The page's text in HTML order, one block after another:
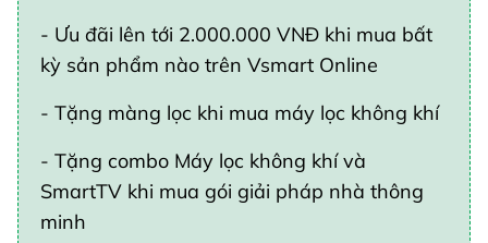
- Ưu đãi lên tới 2.000.000 VNĐ khi mua bất
kỳ sản phẩm nào trên Vsmart Online
- Tặng màng lọc khi mua máy lọc không khí
- Tặng combo Máy lọc không khí và
SmartTV khi mua gói giải pháp nhà thông
minh